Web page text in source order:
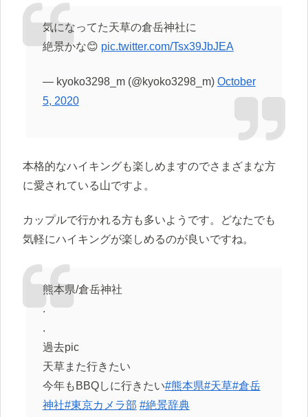
気になってた天草の倉岳神社に
絶景かな😊 pic.twitter.com/Tsx39JbJEA
— kyoko3298_m (@kyoko3298_m) October
5, 2020
本格的なハイキングも楽しめますのでさまざまな方
に愛されている山ですよ。
カップルで行かれる方も多いようです。どなたでも
気軽にハイキングが楽しめるのが良いですね。
熊本県/倉岳神社
.
.
過去pic
天草また行きたい
今年もBBQしに行きたい#熊本県#天草#倉岳
神社#東京カメラ部 #絶景辞典